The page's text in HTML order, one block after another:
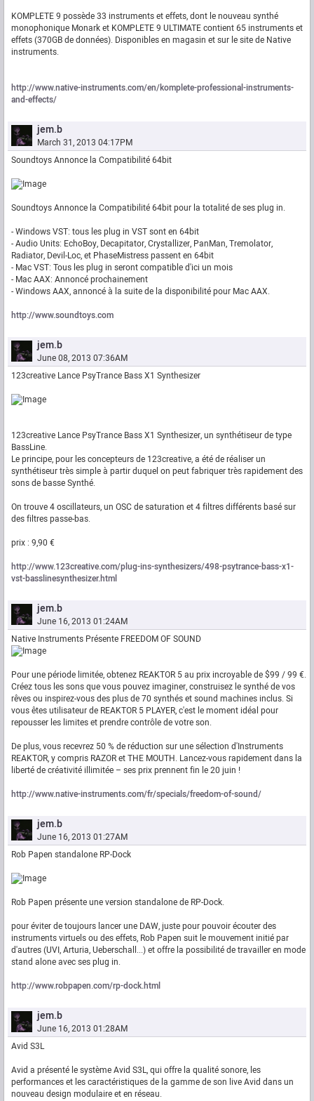
KOMPLETE 9 possède 33 instruments et effets, dont le nouveau synthé
monophonique Monark et KOMPLETE 9 ULTIMATE contient 65 instruments et
effets (370GB de données). Disponibles en magasin et sur le site de Native
instruments.
http://www.native-instruments.com/en/komplete-professional-instruments-
and-effects/
jem.b
March 31, 2013 04:17PM
Soundtoys Annonce la Compatibilité 64bit
Soundtoys Annonce la Compatibilité 64bit pour la totalité de ses plug in.
- Windows VST: tous les plug in VST sont en 64bit
- Audio Units: EchoBoy, Decapitator, Crystallizer, PanMan, Tremolator,
Radiator, Devil-Loc, et PhaseMistress passent en 64bit
- Mac VST: Tous les plug in seront compatible d'ici un mois
- Mac AAX: Annoncé prochainement
- Windows AAX, annoncé à la suite de la disponibilité pour Mac AAX.
http://www.soundtoys.com
jem.b
June 08, 2013 07:36AM
123creative Lance PsyTrance Bass X1 Synthesizer
123creative Lance PsyTrance Bass X1 Synthesizer, un synthétiseur de type
BassLine.
Le principe, pour les concepteurs de 123creative, a été de réaliser un
synthétiseur très simple à partir duquel on peut fabriquer très rapidement des
sons de basse Synthé.
On trouve 4 oscillateurs, un OSC de saturation et 4 filtres différents basé sur
des filtres passe-bas.
prix : 9,90 €
http://www.123creative.com/plug-ins-synthesizers/498-psytrance-bass-x1-
vst-basslinesynthesizer.html
jem.b
June 16, 2013 01:24AM
Native Instruments Présente FREEDOM OF SOUND
Pour une période limitée, obtenez REAKTOR 5 au prix incroyable de $99 / 99 €.
Créez tous les sons que vous pouvez imaginer, construisez le synthé de vos
rêves ou inspirez-vous des plus de 70 synthés et sound machines inclus. Si
vous êtes utilisateur de REAKTOR 5 PLAYER, c'est le moment idéal pour
repousser les limites et prendre contrôle de votre son.
De plus, vous recevrez 50 % de réduction sur une sélection d'Instruments
REAKTOR, y compris RAZOR et THE MOUTH. Lancez-vous rapidement dans la
liberté de créativité illimitée – ses prix prennent fin le 20 juin !
http://www.native-instruments.com/fr/specials/freedom-of-sound/
jem.b
June 16, 2013 01:27AM
Rob Papen standalone RP-Dock
Rob Papen présente une version standalone de RP-Dock.
pour éviter de toujours lancer une DAW, juste pour pouvoir écouter des
instruments virtuels ou des effets, Rob Papen suit le mouvement initié par
d'autres (UVI, Arturia, Ueberschall...) et offre la possibilité de travailler en mode
stand alone avec ses plug in.
http://www.robpapen.com/rp-dock.html
jem.b
June 16, 2013 01:28AM
Avid S3L
Avid a présenté le système Avid S3L, qui offre la qualité sonore, les
performances et les caractéristiques de la gamme de son live Avid dans un
nouveau design modulaire et en réseau.